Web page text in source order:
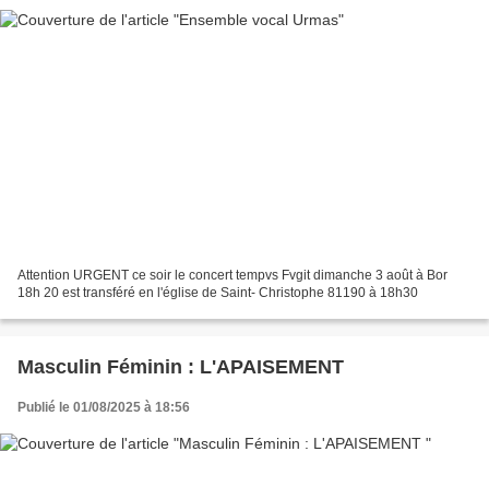
Attention URGENT ce soir le concert tempvs Fvgit dimanche 3 août à Bor
18h 20 est transféré en l'église de Saint- Christophe 81190 à 18h30
Masculin Féminin : L'APAISEMENT
Publié le 01/08/2025 à 18:56